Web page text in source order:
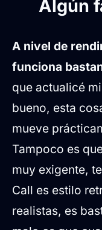
Algún
A nivel de
funciona
que actualicé
bueno, esta
mueve
Tampoco es
muy exigente,
Call es estilo
realistas, es